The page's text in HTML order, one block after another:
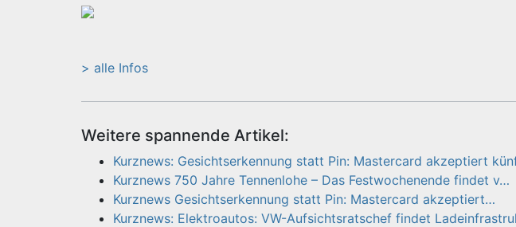
> alle Infos
Weitere spannende Artikel:
Kurznews: Gesichtserkennung statt Pin: Mastercard akzeptiert
Kurznews 750 Jahre Tennenlohe – Das Festwochenende findet v…
Kurznews Gesichtserkennung statt Pin: Mastercard akzeptiert…
Kurznews: Elektroautos: VW-Aufsichtsratschef findet